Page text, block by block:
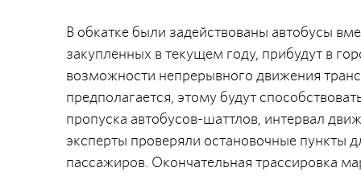
В обкатке были задействованы автобусы
закупленных в текущем году, прибудут в
возможности непрерывного движения
предполагается, этому будут
пропуска автобусов-шаттлов, интервал
эксперты проверяли остановочные пункты
пассажиров. Окончательная трассировка